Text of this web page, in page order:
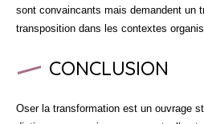
sont convaincants mais demandent un
transposition dans les contextes
CONCLUSION
Oser la transformation est un ouvrage